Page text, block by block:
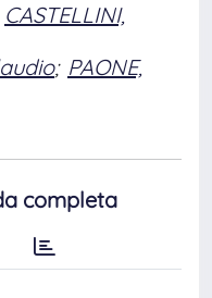
CASTELLINI,
; PAONE,
completa